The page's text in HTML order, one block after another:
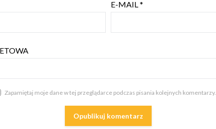
E-MAIL*
Zapamiętaj moje dane w tej przeglądarce podczas pisania kolejnych komentarzy.